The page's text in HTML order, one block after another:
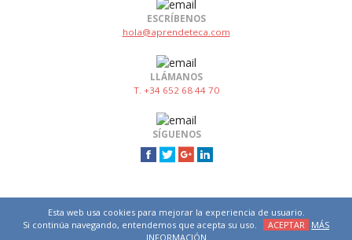
ESCRÍBENOS
hola@aprendeteca.com
LLÁMANOS
T. +34 652 68 44 70
SÍGUENOS
Esta web usa cookies para mejorar la experiencia de usuario.
Si continúa navegando, entendemos que acepta su uso.
ACEPTAR
MÁS
INFORMACIÓN